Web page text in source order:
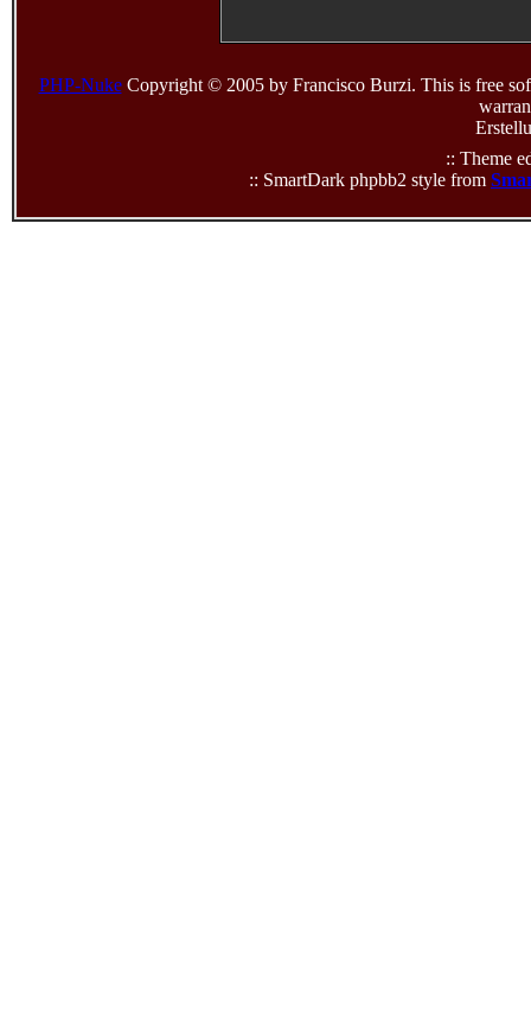
PHP-NukeCopyright © 2005 by Francisco Burzi. This is free
:: Theme
:: SmartDark phpbb2 style from